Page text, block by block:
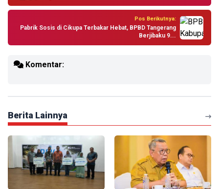
Pos Berikutnya:
Pabrik Sosis di Cikupa Terbakar Hebat, BPBD Tangerang
Berjibaku 9...
Komentar:
Berita Lainnya